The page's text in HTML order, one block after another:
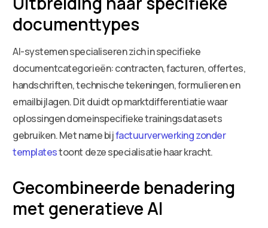
documenttypes
AI-systemen specialiseren zich in specifieke
documentcategorieën: contracten, facturen, offertes,
handschriften, technische tekeningen, formulieren en
emailbijlagen. Dit duidt op marktdifferentiatie waar
oplossingen domeinspecifieke trainingsdatasets
gebruiken. Met name bijfactuurverwerking zonder
templatestoont deze specialisatie haar kracht.
Gecombineerde benadering
met generatieve AI